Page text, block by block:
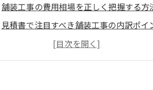
舗装工事の費用相場を正しく把握する方
見積書で注目すべき舗装工事の内訳ポイ
アスファルト舗装単価表から見る相場の
坪数や面積ごとの舗装工事費用の違いを